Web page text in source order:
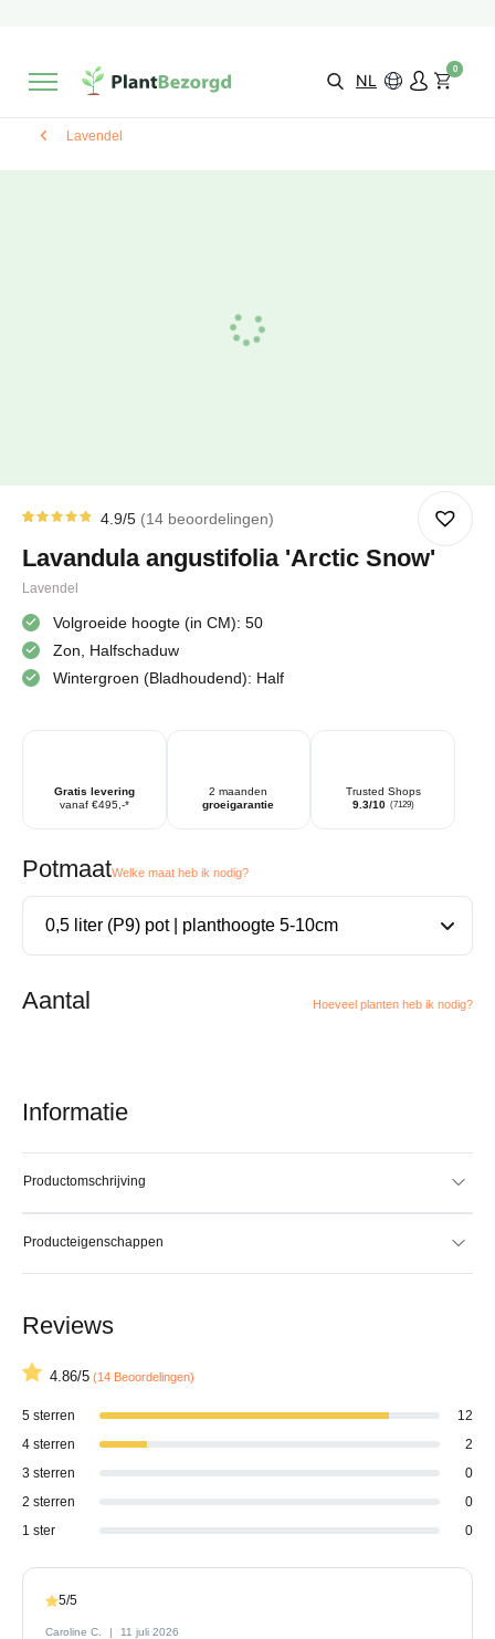
Kies zelf je
bezorgmoment & locatie NL
0
Lavendel
gebaseerd
klantbeoordelingen
4.9/5 14beoordelingen
Lavandula angustifolia 'Arctic Snow'
Lavendel
Volgroeide hoogte (in CM): 50
Zon, Halfschaduw
Wintergroen (Bladhoudend): Half
Gratis levering
vanaf €495,-*
2 maanden
groeigarantie
Trusted Shops
9.3/10 (7129)
PotmaatWelke maat heb ik nodig?
Aantal Hoeveel planten heb ik nodig?
Informatie
Productomschrijving
Producteigenschappen
Reviews
4.86/5 (14 Beoordelingen)
5 sterren
12
4 sterren
2
3 sterren
0
2 sterren
0
1 ster
0
5/5
Caroline C. 11 juli 2026